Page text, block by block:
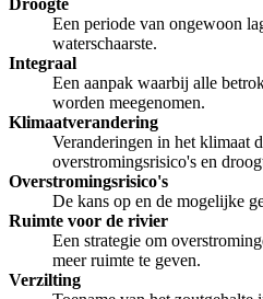
Droogte
Een periode van ongewoon
waterschaarste.
Integraal
Een aanpak waarbij alle
worden meegenomen.
Klimaatverandering
Veranderingen in het klimaat
overstromingsrisico's en
Overstromingsrisico's
De kans op en de mogelijke
Ruimte voor de rivier
Een strategie om
meer ruimte te geven.
Verzilting